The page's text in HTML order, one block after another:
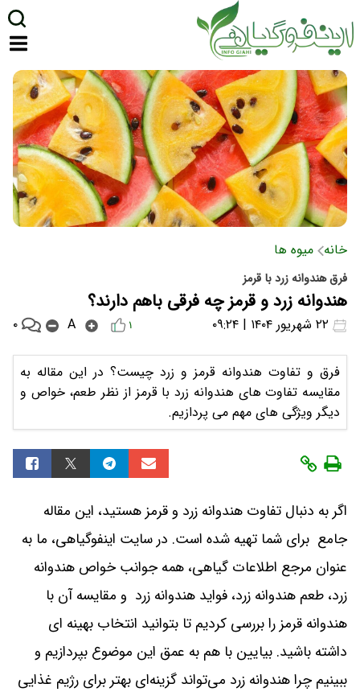
خانه میوه ها
فرق هندوانه زرد با قرمز
هندوانه زرد و قرمز چه فرقی باهم دارند؟
۱ A ۰
فرق و تفاوت هندوانه قرمز و زرد چیست؟ در این مقاله به
مقایسه تفاوت های هندوانه زرد با قرمز از نظر طعم، خواص و
دیگر ویژگی های مهم می پردازیم.
اگر به دنبال تفاوت هندوانه زرد و قرمز هستید، این مقاله
جامع برای شما تهیه شده است. در سایت اینفوگیاهی، ما به
عنوان مرجع اطلاعات گیاهی، همه جوانب خواص هندوانه
زرد، طعم هندوانه زرد، فواید هندوانه زرد و مقایسه آن با
هندوانه قرمز را بررسی کردیم تا بتوانید انتخاب بهینه ای
داشته باشید. بیایین با هم به عمق این موضوع بپردازیم و
ببینیم چرا هندوانه زرد می‌تواند گزینه‌ای بهتر برای رژیم غذایی